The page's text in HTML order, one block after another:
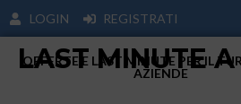
LOGIN REGISTRATI
LAST MINUTE A
OFFERTE E LAST MINUTE PER IL
AZIENDE